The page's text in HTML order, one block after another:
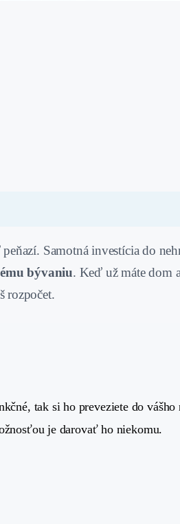
Samotná investícia do
bývaniu. Keď už máte dom
rozpočet.
tak si ho preveziete do
je darovať ho niekomu.